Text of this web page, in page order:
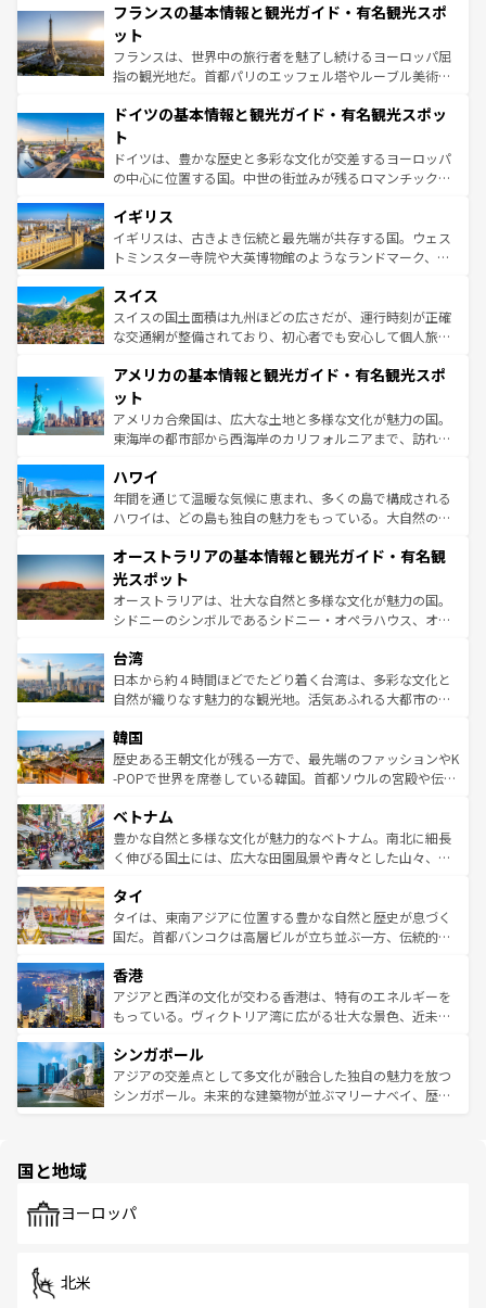
ませてくれるイタリアで、忘れられない旅をしてみよう！
なお、新着のイタリア情報は
しい。
文化が根付くこの国では、情熱的なフラメンコ、熱気あふ
れる闘牛、そして美味しいタパスが生活の一部となってい
る。首都マドリードの洗練された雰囲気や、バルセロナの
アートに溢れた街角から、地方では古代ローマ遺跡や中世
せる。地方によって風土や気候が異なるスペインはその個
ンテンツ一覧 を参照してほしい。
フランスの基本情報と観光ガイド・有名観光スポ
ット
フランスは、世界中の旅行者を魅了し続けるヨーロッパ屈
指の観光地だ。首都パリのエッフェル塔やルーブル美術館
で、幅広い魅力が詰まっている。華麗な宮殿、歴史的な大
聖堂、美しいビーチ、そして豊かな自然が、訪れる者を心
から魅了する。また、フランスは美食の国としても知ら
れ、フランス料理はユネスコ無形文化遺産にも登録されて
香り高いラベンダー畑など、多彩な楽しみ方が可能だ。さ
らに、パリ以外の地域にも魅力が溢れており、どの街角に
も豊かな歴史と文化が息づいている。パリ以外の個性あふ
を参照してほしい。
ドイツの基本情報と観光ガイド・有名観光スポッ
ト
ドイツは、豊かな歴史と多彩な文化が交差するヨーロッパ
の中心に位置する国。中世の街並みが残るロマンチック街
顔を持つこの国は、どこを歩いても飽きることがない。ベ
ルリンの文化的活気、バイエルン州のアルプスの絶景、そ
してライン川沿いのワイン畑といった風景は必見。ビール
は、お酒好きな人にはぜひ体験してほしい。 なお、新着の
ドイツ情報はコンテンツ一覧を参照してほしい。
イギリス
イギリスは、古きよき伝統と最先端が共存する国。ウェス
トミンスター寺院や大英博物館のようなランドマーク、歴
リアごとに異なる魅力がある。また、優雅なアフタヌーン
ティー、ビール好きにはたまらない英国パブ、サッカー観
戦など、本場だからこそできる体験も豊富。イギリスを旅
ンツ一覧を参照してほしい。
スイス
スイスの国土面積は九州ほどの広さだが、運行時刻が正確
な交通網が整備されており、初心者でも安心して個人旅行
の建物がそのまま残る町や、スイスならではのユニークな
博物館もあり、アルプス観光だけでなく町歩きも満喫する
ことができる。国民の所得が高いため物価も高いが、旅行
者向けの交通パス提供のサービスもあり、うまく活用すれ
着のスイス情報は
アメリカの基本情報と観光ガイド・有名観光スポ
ット
アメリカ合衆国は、広大な土地と多様な文化が魅力の国。
東海岸の都市部から西海岸のカリフォルニアまで、訪れる
のような巨大都市は、観光、ショッピング、エンターテイ
ンメントが詰まった刺激的なスポットだ。一方、アメリカ
西部には大自然が広がり、グランドキャニオンやイエロー
部のニューオーリンズでは、音楽と美食が融合した独特の
文化が魅力。旅行者はアメリカの各地域で異なる魅力を楽
しみながら、その多様性と豊かな歴史を感じることができ
るだろう。車でのロードトリップや列車の旅も、アメリカ
情報は
ハワイ
年間を通じて温暖な気候に恵まれ、多くの島で構成される
ハワイは、どの島も独自の魅力をもっている。大自然の神
ワイ島は見逃せない。また、定番の観光地といえばオアフ
島だが、静かな自然を求めるならマウイ島やカウアイ島が
おすすめ。エメラルドグリーンに輝く海をはじめ、豊かな
文化や歴史が息づいている。「アロハスピリット」と呼ば
人々、おいしいローカルフードやハワイアンミュージッ
ク、伝統的なフラダンスなど、すべてがハワイの魅力を彩
っている。訪れるたびに新しい発見と感動が待っているハ
はコンテンツ一覧
オーストラリアの基本情報と観光ガイド・有名観
光スポット
オーストラリアは、壮大な自然と多様な文化が魅力の国。
シドニーのシンボルであるシドニー・オペラハウス、オー
リアリーフや大陸中央部にそびえるウルル（エアーズロッ
ク）、タスマニアの美しい原生林やケアンズの熱帯雨林な
ど、見どころがたくさん。また、カフェやワイン、オージ
いる。アクティビティも充実しており、サーフィンやダイ
ビング、ハイキングなど、アウトドア好きにはたまらな
い。オーストラリアの多彩な魅力を存分に味わいつくそ
参照してほしい。
台湾
日本から約４時間ほどでたどり着く台湾は、多彩な文化と
自然が織りなす魅力的な観光地。活気あふれる大都市の台
ン）、静ひつな山岳地帯である台湾東部など、都市の喧騒
と山間の静けさが共存しており、訪れる人に新しい発見と
驚きをもたらしてくれる。また、奥深い台湾の食文化も魅
容にもいいと評判のスイーツなど、バラエティ豊かな料理
が味わえる。 なお、新着の台湾情報は コンテンツ一覧を参
照してほしい。
韓国
歴史ある王朝文化が残る一方で、最先端のファッションやK
-POPで世界を席巻している韓国。首都ソウルの宮殿や伝統
き、地方に足を延ばせば四季折々の自然美を楽しむことが
できる。そして、キムチや焼肉、絶品のストリートフード
まで、さまざまな韓国料理が待っている。夜には、韓国な
リティに包まれながら、韓国の多彩な魅力を心ゆくまで味
わってみてほしい。 なお、新着の韓国情報はコンテンツ一
覧を参照してほしい。
ベトナム
豊かな自然と多様な文化が魅力的なベトナム。南北に細長
く伸びる国土には、広大な田園風景や青々とした山々、世
急速な発展と共に伝統が息づく。ハノイの古い町並みやホ
ーチミン市のフランス統治時代の建物も、独特の雰囲気を
醸し出している。また、バラエティの豊かさとおいしさで
とつ。フォーやバインミー、ベトナムコーヒーなどは、ぜ
ひ現地で味わいたい。どの地域を訪れてもあたたかい人々
が旅行者を迎えてくれるので、きっと忘れられない旅にな
参照してほしい。
タイ
タイは、東南アジアに位置する豊かな自然と歴史が息づく
国だ。首都バンコクは高層ビルが立ち並ぶ一方、伝統的な
の活気が交差している。北部ではチェンマイなどの山岳地
帯で自然と触れ合い、南部ではプーケットやクラビの美し
いビーチでリゾート気分を楽しむことができる。タイ料理
激する。気候は一年中温暖で、どの季節にも異なる楽しみ
が待っている。親しみやすいタイの人々、仏教を中心とし
た文化、そして多様な観光資源が、訪れる旅人を魅了し続
香港
アジアと西洋の文化が交わる香港は、特有のエネルギーを
もっている。ヴィクトリア湾に広がる壮大な景色、近未来
み、どこを訪れても感動するはず。観光スポットが密集し
ており、効率よく見どころを回れるのも魅力。息をのむよ
うな絶景から文化的な体験まで、香港を存分に楽しみ尽く
シンガポール
アジアの交差点として多文化が融合した独自の魅力を放つ
シンガポール。未来的な建築物が並ぶマリーナベイ、歴史
で、ホーカーズは地元の風情を楽しめる外せないスポット
国と地域
ヨーロッパ
北米